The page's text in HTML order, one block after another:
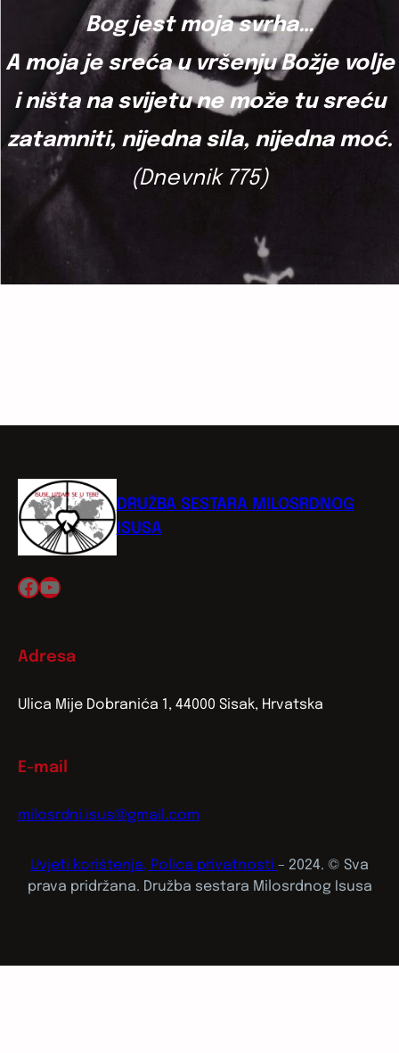
Bog jest moja svrha…
A moja je sreća u vršenju Božje volje
i ništa na svijetu ne može tu sreću
zatamniti, nijedna sila, nijedna moć.
(Dnevnik 775)
DRUŽBA SESTARA MILOSRDNOG
ISUSA
Facebook
YouTube
Adresa
Ulica Mije Dobranića 1, 44000 Sisak, Hrvatska
E-mail
milosrdni.isus@gmail.com
Uvjeti korištenja, Polica privatnosti – 2024. © Sva
prava pridržana. Družba sestara Milosrdnog Isusa